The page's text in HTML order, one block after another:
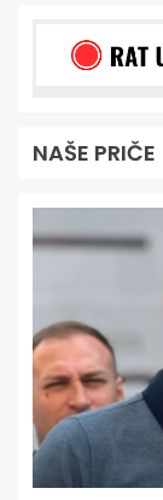
NAŠE PRIČE